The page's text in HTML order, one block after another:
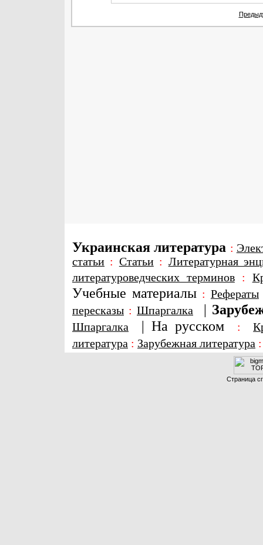
Украинская литература :
статьи : Статьи: Литературная
литературоведческих терминов:
Учебные материалы : Рефераты
пересказы : Шпаргалка |
Шпаргалка | На русском :
литература : Зарубежная литература
Страница